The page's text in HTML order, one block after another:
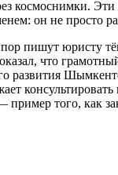
космоснимки.
он не просто
пишут юристу
что
развития
того, как